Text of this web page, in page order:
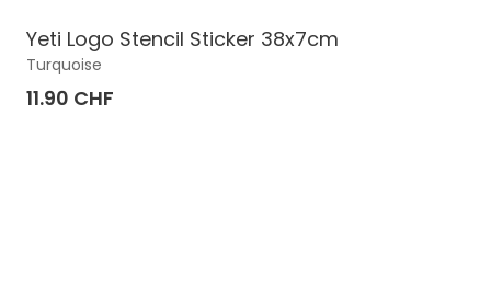
Yeti Logo Stencil Sticker 38x7cm
Turquoise
11.90 CHF